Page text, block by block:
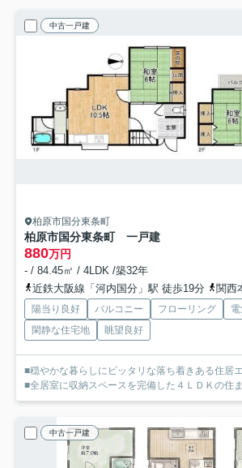
中古一戸建
柏原市国分東条町
柏原市国分東条町 一戸建
880万円
- / 84.45㎡ / 4LDK /築32年
近鉄大阪線「河内国分」駅 徒歩19分
関西本
陽当り良好 バルコニー フローリング
閑静な住宅地
眺望良好
■穏やかな暮らしにピッタリな落ち着きある住居
■全居室に収納スペースを完備した４ＬＤＫの住ま
中古一戸建